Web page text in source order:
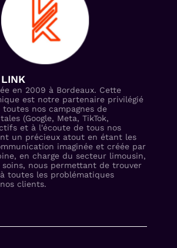
LINK
en 2009 à Bordeaux. Cette
est notre partenaire privilégié
nos campagnes de
(Google, Meta, TikTok,
et à l'écoute de tous nos
un précieux atout en étant les
imaginée et créée par
en charge du secteur limousin,
nous permettant de trouver
toutes les problématiques
clients.